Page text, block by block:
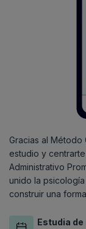
Gracias al
estudio y
Administrativo
unido la
construir una
Estudia